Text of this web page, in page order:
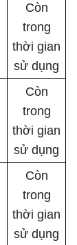
Còn
trong
thời gian
sử dụng
Còn
trong
thời gian
sử dụng
Còn
trong
thời gian
sử dụng